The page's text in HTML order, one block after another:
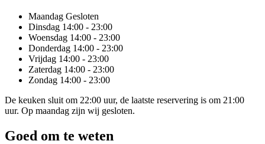
Maandag Gesloten
Dinsdag 14:00 - 23:00
Woensdag 14:00 - 23:00
Donderdag 14:00 - 23:00
Vrijdag 14:00 - 23:00
Zaterdag 14:00 - 23:00
Zondag 14:00 - 23:00
De keuken sluit om 22:00 uur, de laatste reservering is om 21:00
uur. Op maandag zijn wij gesloten.
Goed om te weten